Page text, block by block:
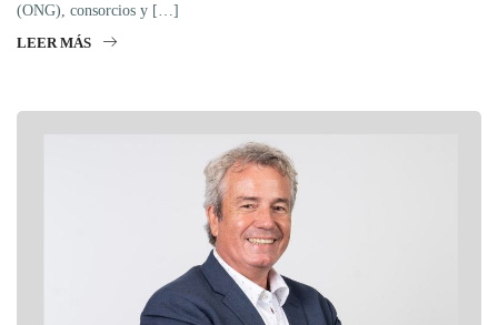
(ONG), consorcios y […]
LEER MÁS